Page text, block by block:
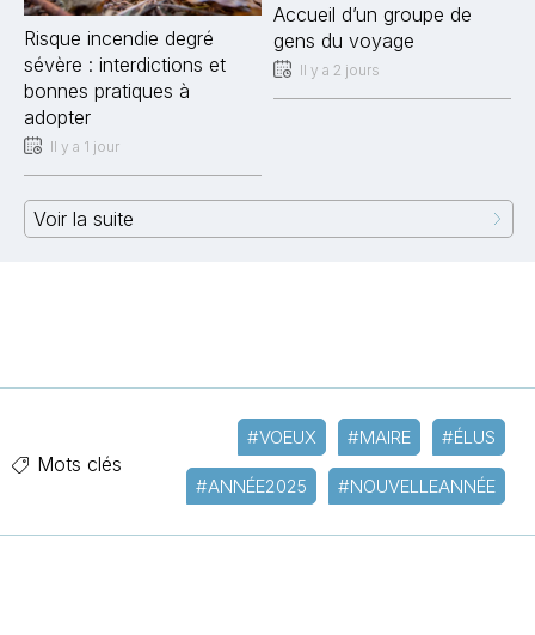
Risque incendie degré
sévère : interdictions et
bonnes pratiques à
adopter
Il y a 1 jour
Accueil d’un groupe de
gens du voyage
Il y a 2 jours
Voir la suite
Mots clés
#VOEUX #MAIRE #ÉLUS
#ANNÉE2025 #NOUVELLEANNÉE